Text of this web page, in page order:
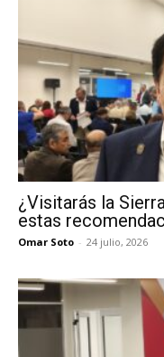
¿Visitarás la
estas
Omar Soto - 24 julio, 2026